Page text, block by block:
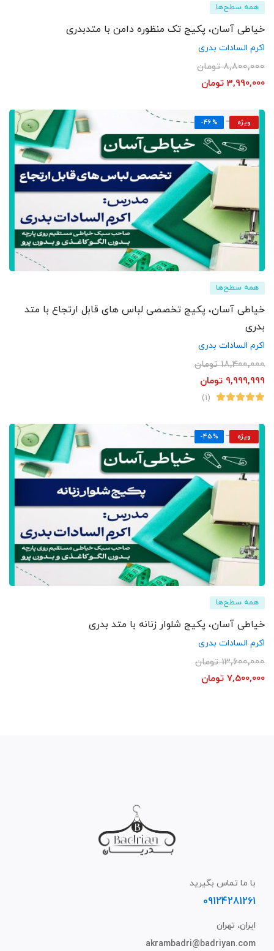
همه سطح‌ها
خیاطی آسان، پکیج تک منظوره دامن با متدبدری
اکرم السادات بدری
8,800,000 تومان
3,990,000 تومان
ویژه -46%
همه سطح‌ها
خیاطی آسان، پکیج تخصصی لباس های قابل ارتجاع با متد
بدری
اکرم السادات بدری
18,400,000 تومان
9,999,999 تومان
(1)
ویژه -45%
همه سطح‌ها
خیاطی آسان، پکیج شلوار زنانه با متد بدری
اکرم السادات بدری
13,600,000 تومان
7,500,000 تومان
با ما تماس بگیرید
09124281261
ایران، تهران
akrambadri@badriyan.com